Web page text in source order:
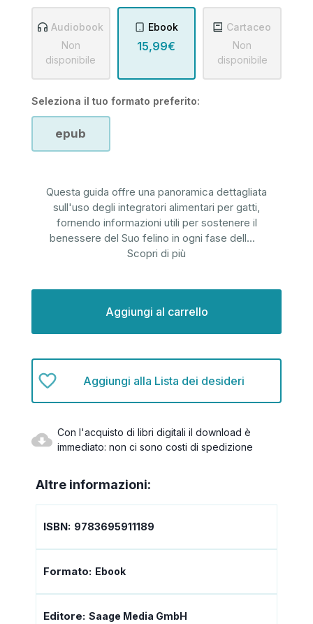
Audiobook
Non
disponibile
Ebook
15,99€
Cartaceo
Non
disponibile
Seleziona il tuo formato preferito:
epub
Questa guida offre una panoramica dettagliata
sull'uso degli integratori alimentari per gatti,
fornendo informazioni utili per sostenere il
benessere del Suo felino in ogni fase dell...
Scopri di più
Aggiungi alla Lista dei desideri
Con l'acquisto di libri digitali il download è
immediato: non ci sono costi di spedizione
Altre informazioni:
ISBN: 9783695911189
Formato: Ebook
Editore: Saage Media GmbH